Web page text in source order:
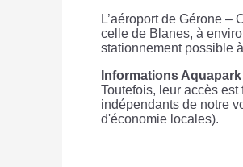
L’aéroport de Gérone
celle de Blanes, à
stationnement possible
Informations
Toutefois, leur accès
indépendants de notre
d'économie locales).